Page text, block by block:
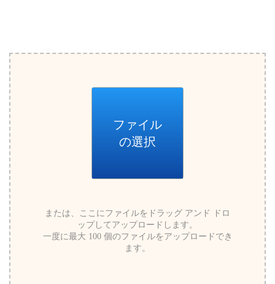
ファイル
の選択
または、ここにファイルをドラッグ アンド ドロ
ップしてアップロードします。
一度に最大 100 個のファイルをアップロードでき
ます。